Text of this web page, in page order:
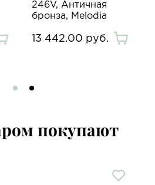
246V, Античная
бронза, Melodia
13 442.00 руб.
покупают